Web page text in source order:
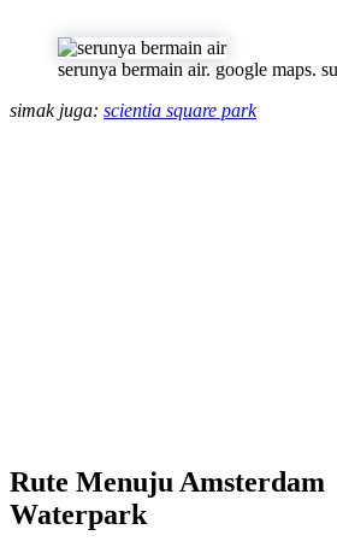
serunya bermain air. google maps.
simak juga: scientia square park
Rute Menuju Amsterdam
Waterpark